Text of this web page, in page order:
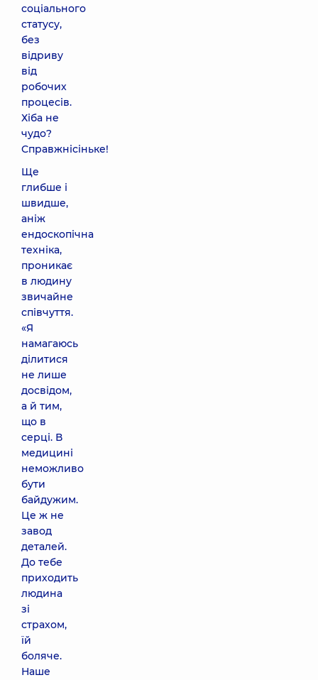
соціального
статусу,
без
відриву
від
робочих
процесів.
Хіба не
чудо?
Справжнісіньке!
Ще
глибше і
швидше,
аніж
ендоскопічна
техніка,
проникає
в людину
звичайне
співчуття.
«Я
намагаюсь
ділитися
не лише
досвідом,
а й тим,
що в
серці. В
медицині
неможливо
бути
байдужим.
Це ж не
завод
деталей.
До тебе
приходить
людина
зі
страхом,
їй
боляче.
Наше